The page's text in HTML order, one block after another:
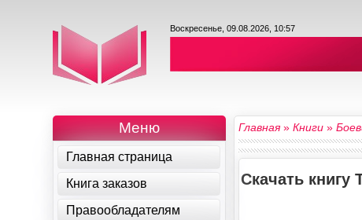
Воскресенье, 09.08.2026, 10:57
Главная»Книги »
Скачать книгу
Меню
Главная страница
Книга заказов
Правообладателям